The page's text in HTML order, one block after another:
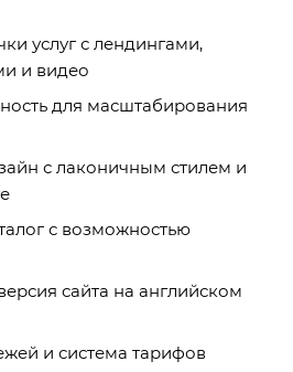
услуг с лендингами,
и видео
для масштабирования
с лаконичным стилем и
с возможностью
сайта на английском
и система тарифов